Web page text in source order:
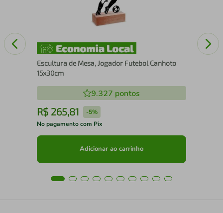
Escultura de Mesa, Jogador Futebol Canhoto
15x30cm
9.327 pontos
R$ 265,81 -5%
No pagamento com Pix
Adicionar ao carrinho